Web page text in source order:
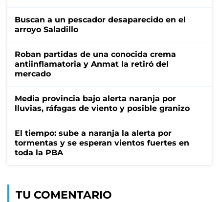
Buscan a un pescador desaparecido en el
arroyo Saladillo
Roban partidas de una conocida crema
antiinflamatoria y Anmat la retiró del
mercado
Media provincia bajo alerta naranja por
lluvias, ráfagas de viento y posible granizo
El tiempo: sube a naranja la alerta por
tormentas y se esperan vientos fuertes en
toda la PBA
TU COMENTARIO